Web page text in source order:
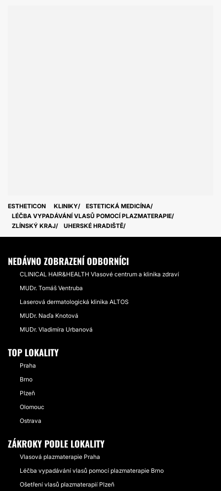
ESTHETICON KLINIKY
ESTETICKÁ MEDICÍNA
LÉČBA VYPADÁVÁNÍ VLASŮ POMOCÍ PLAZMATERAPIE
ZLÍNSKÝ KRAJ
UHERSKÉ HRADIŠTĚ
NEDÁVNO ZOBRAZENÍ ODBORNÍCI
CLINICAL HAIR&HEALTH Vlasové centrum a klinika zdraví
MUDr. Tomáš Ventruba
Laserová dermatologická klinika ALTOS
MUDr. Naďa Knotová
MUDr. Vladimíra Urbanová
TOP LOKALITY
Praha
Brno
Plzeň
Olomouc
Ostrava
ZÁKROKY PODLE LOKALITY
Vlasová plazmaterapie Praha
Léčba vypadávání vlasů pomocí plazmaterapie Brno
Ošetření vlasů plazmaterapií Plzeň